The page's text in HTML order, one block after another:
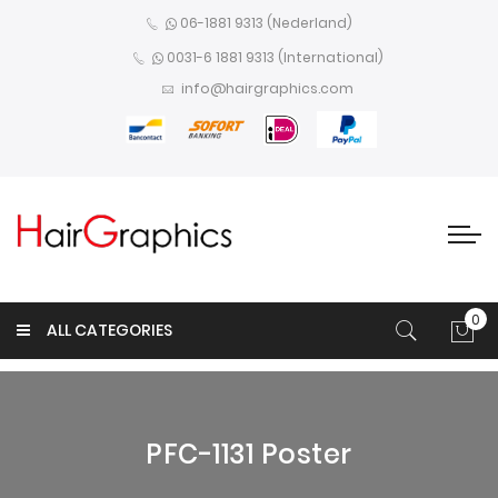
06-1881 9313 (Nederland)
0031-6 1881 9313 (International)
info@hairgraphics.com
ALL CATEGORIES 0
PFC-1131 Poster